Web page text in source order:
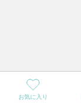
お気に入り